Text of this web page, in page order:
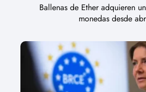
Ballenas de Ether adquieren
monedas desde